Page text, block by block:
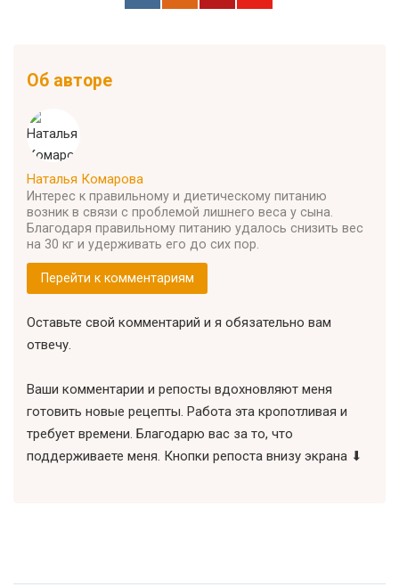
Об авторе
Наталья Комарова
Интерес к правильному и диетическому питанию
возник в связи с проблемой лишнего веса у сына.
Благодаря правильному питанию удалось снизить вес
на 30 кг и удерживать его до сих пор.
Перейти к комментариям
Оставьте свой комментарий и я обязательно вам
отвечу.
Ваши комментарии и репосты вдохновляют меня
готовить новые рецепты. Работа эта кропотливая и
требует времени. Благодарю вас за то, что
поддерживаете меня. Кнопки репоста внизу экрана ⬇